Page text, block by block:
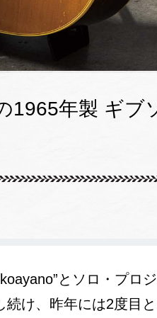
1965年製 ギブ
とソロ・プロ
続け、昨年には2度目